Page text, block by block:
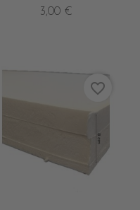
3,00 €
favorite_border